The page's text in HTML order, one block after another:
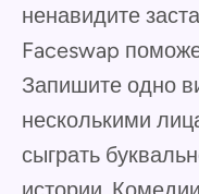
ненавидите
Faceswap
Запишите одно
несколькими
сыграть